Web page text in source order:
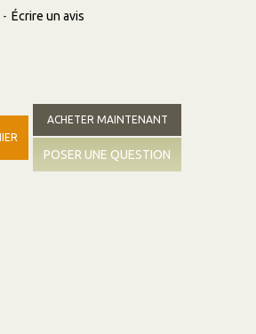
- Écrire un avis
ACHETER MAINTENANT
POSER UNE QUESTION